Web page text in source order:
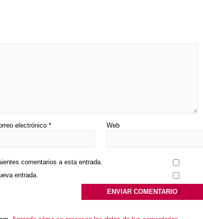
electrónico * Web
comentarios a esta entrada.
entrada.